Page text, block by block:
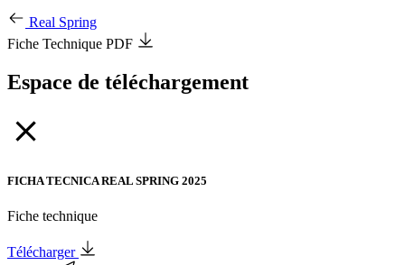
Real Spring
Fiche Technique PDF
Espace de téléchargement
FICHA TECNICA REAL SPRING 2025
Fiche technique
Télécharger